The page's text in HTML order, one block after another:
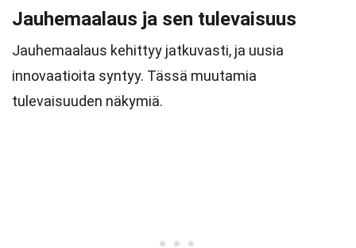
Jauhemaalaus ja sen tulevaisuus
Jauhemaalaus kehittyy jatkuvasti, ja uusia
innovaatioita syntyy. Tässä muutamia
tulevaisuuden näkymiä.